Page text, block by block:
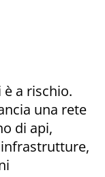
a rischio.
una rete
di api,